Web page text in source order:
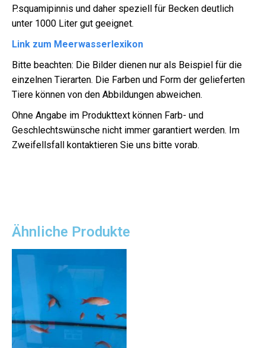
P.squamipinnis und daher speziell für Becken deutlich
unter 1000 Liter gut geeignet.
Link zum Meerwasserlexikon
Bitte beachten: Die Bilder dienen nur als Beispiel für die
einzelnen Tierarten. Die Farben und Form der gelieferten
Tiere können von den Abbildungen abweichen.
Ohne Angabe im Produkttext können Farb- und
Geschlechtswünsche nicht immer garantiert werden. Im
Zweifellsfall kontaktieren Sie uns bitte vorab.
Ähnliche Produkte